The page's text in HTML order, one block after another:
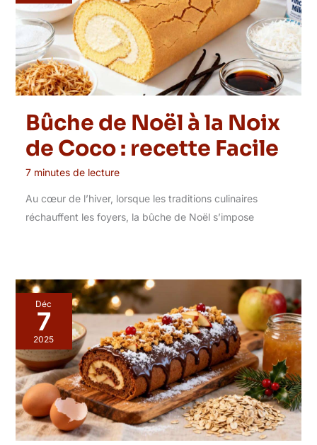
Bûche de Noël à la Noix
de Coco : recette Facile
7 minutes de lecture
Au cœur de l’hiver, lorsque les traditions culinaires
réchauffent les foyers, la bûche de Noël s’impose
Déc
7
2025